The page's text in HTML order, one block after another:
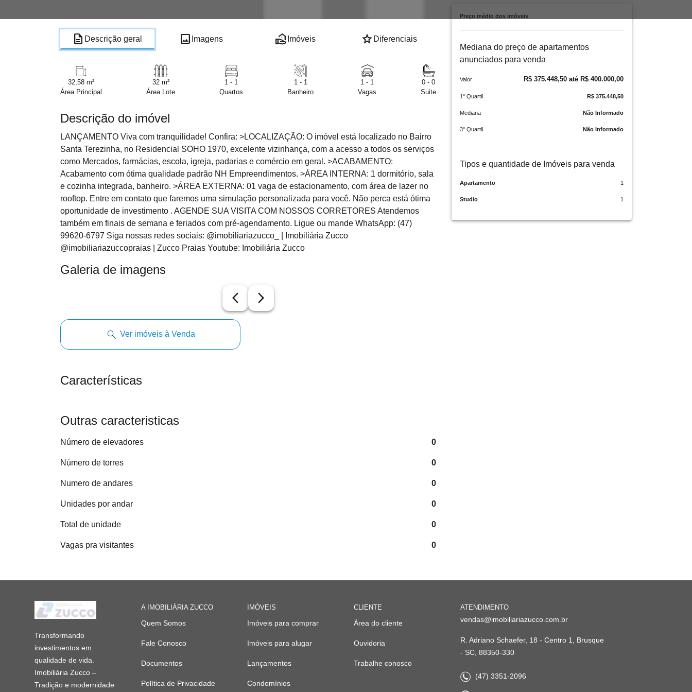
description Descrição geral image Imagens real_estate_agent Imóveis star Diferenciais
32,58 m²
Área Principal
32 m²
Área Lote
1 - 1
Quartos
1 - 1
Banheiro
1 - 1
Vagas
0 - 0
Suite
Descrição do imóvel
LANÇAMENTO Viva com tranquilidade! Confira: >LOCALIZAÇÃO: O imóvel está localizado no Bairro
Santa Terezinha, no Residencial SOHO 1970, excelente vizinhança, com a acesso a todos os serviços
como Mercados, farmácias, escola, igreja, padarias e comércio em geral. >ACABAMENTO:
Acabamento com ótima qualidade padrão NH Empreendimentos. >ÁREA INTERNA: 1 dormitório, sala
e cozinha integrada, banheiro. >ÁREA EXTERNA: 01 vaga de estacionamento, com área de lazer no
rooftop. Entre em contato que faremos uma simulação personalizada para você. Não perca está ótima
oportunidade de investimento . AGENDE SUA VISITA COM NOSSOS CORRETORES Atendemos
também em finais de semana e feriados com pré-agendamento. Ligue ou mande WhatsApp: (47)
99620-6797 Siga nossas redes sociais: @imobiliariazucco_ | Imobiliária Zucco
@imobiliariazuccopraias | Zucco Praias Youtube: Imobiliária Zucco
Galeria de imagens
arrow_back_ios_new arrow_forward_ios
Ver imóveis à Venda
Características
Outras caracteristicas
Número de elevadores 0
Número de torres 0
Numero de andares 0
Unidades por andar 0
Total de unidade 0
Vagas pra visitantes 0
Preço médio dos imóveis
Mediana do preço de apartamentos
anunciados para venda
Valor R$ 375.448,50 até R$ 400.000,00
1° Quartil R$ 375.448,50
Mediana Não Informado
3° Quartil Não Informado
Tipos e quantidade de Imóveis para venda
Apartamento 1
Studio 1
Transformando
investimentos em
qualidade de vida.
Imobiliária Zucco –
Tradição e modernidade
A IMOBILIÁRIA ZUCCO
Quem Somos
Fale Conosco
Documentos
Política de Privacidade
IMÓVEIS
Imóveis para comprar
Imóveis para alugar
Lançamentos
Condomínios
CLIENTE
Área do cliente
Ouvidoria
Trabalhe conosco
ATENDIMENTO
vendas@imobiliariazucco.com.br
R. Adriano Schaefer, 18 - Centro 1, Brusque
- SC, 88350-330
(47) 3351-2096